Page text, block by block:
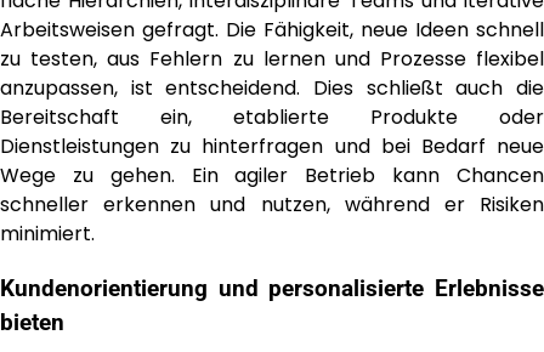
Arbeitsweisen gefragt. Die Fähigkeit, neue Ideen schnell
zu testen, aus Fehlern zu lernen und Prozesse flexibel
anzupassen, ist entscheidend. Dies schließt auch die
Bereitschaft ein, etablierte Produkte oder
Dienstleistungen zu hinterfragen und bei Bedarf neue
Wege zu gehen. Ein agiler Betrieb kann Chancen
schneller erkennen und nutzen, während er Risiken
minimiert.
Kundenorientierung und personalisierte Erlebnisse
bieten